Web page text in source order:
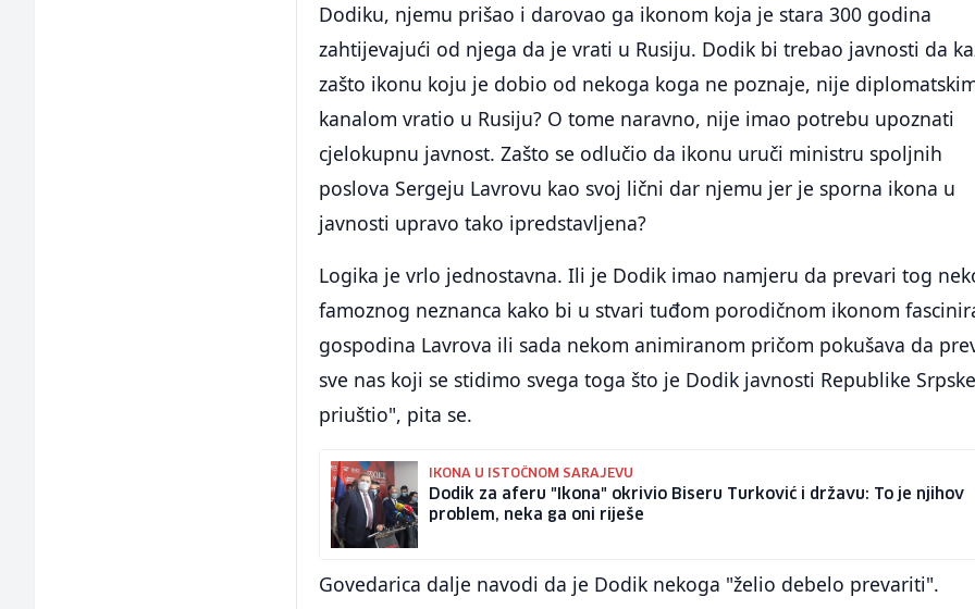
Dodiku, njemu prišao i darovao ga ikonom koja je stara 300 godina
zahtijevajući od njega da je vrati u Rusiju. Dodik bi trebao javnosti da
zašto ikonu koju je dobio od nekoga koga ne poznaje, nije
kanalom vratio u Rusiju? O tome naravno, nije imao potrebu upoznati
cjelokupnu javnost. Zašto se odlučio da ikonu uruči ministru spoljnih
poslova Sergeju Lavrovu kao svoj lični dar njemu jer je sporna ikona u
javnosti upravo tako ipredstavljena?
Logika je vrlo jednostavna. Ili je Dodik imao namjeru da prevari tog
famoznog neznanca kako bi u stvari tuđom porodičnom ikonom
gospodina Lavrova ili sada nekom animiranom pričom pokušava da
sve nas koji se stidimo svega toga što je Dodik javnosti Republike Srpske
priuštio", pita se.
IKONA U ISTOČNOM SARAJEVU
Dodik za aferu "Ikona" okrivio Biseru Turković i državu: To je njihov
problem, neka ga oni riješe
Govedarica dalje navodi da je Dodik nekoga "želio debelo prevariti".